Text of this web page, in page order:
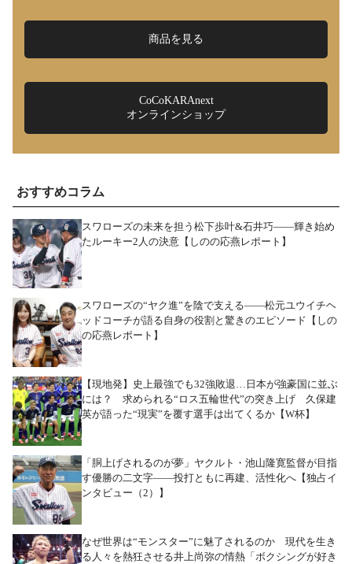
商品を見る
CoCoKARAnext
オンラインショップ
おすすめコラム
スワローズの未来を担う松下歩叶&石井巧――輝き始め
たルーキー2人の決意【しのの応燕レポート】
スワローズの“ヤク進”を陰で支える――松元ユウイチヘ
ッドコーチが語る自身の役割と驚きのエピソード【しの
の応燕レポート】
【現地発】史上最強でも32強敗退…日本が強豪国に並ぶ
には？ 求められる“ロス五輪世代”の突き上げ 久保建
英が語った“現実”を覆す選手は出てくるか【W杯】
「胴上げされるのが夢」ヤクルト・池山隆寛監督が目指
す優勝の二文字――投打ともに再建、活性化へ【独占イ
ンタビュー（2）】
なぜ世界は“モンスター”に魅了されるのか 現代を生き
る人々を熱狂させる井上尚弥の情熱「ボクシングが好き